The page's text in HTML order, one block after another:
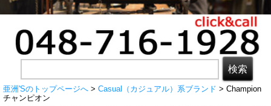
亜洲'Sのトップページへ > Casual（カジュアル）系ブランド > Champion
チャンピオン